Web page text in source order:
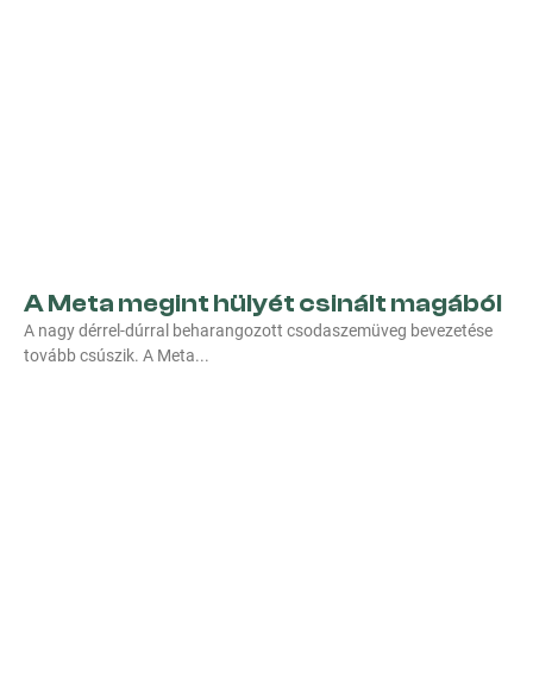
A Meta megint hülyét csinált magából
A nagy dérrel-dúrral beharangozott csodaszemüveg bevezetése
tovább csúszik. A Meta